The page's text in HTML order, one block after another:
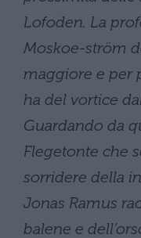
Lofoden. La
Moskoe-ström
maggiore e per
ha del vortice
Guardando da
Flegetonte che
sorridere della
Jonas Ramus
balene e